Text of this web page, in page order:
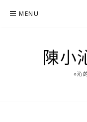
MENU
陳小
○沁